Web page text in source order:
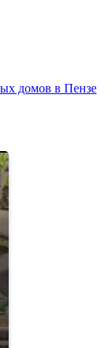
домов в Пензе